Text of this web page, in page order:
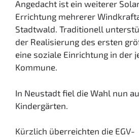
Angedacht ist ein weiterer
Errichtung mehrerer
Stadtwald. Traditionell
der Realisierung des ersten
eine soziale Einrichtung in der
Kommune.
In Neustadt fiel die Wahl nun
Kindergärten.
Kürzlich überreichten die EGV-